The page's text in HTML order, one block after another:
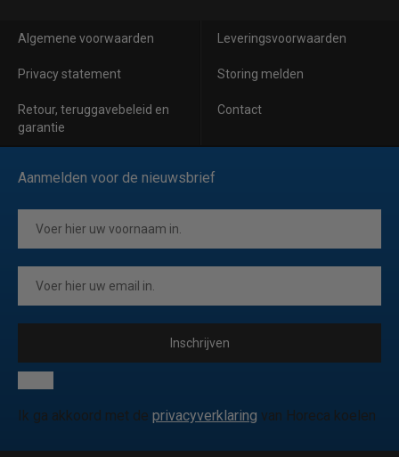
Algemene voorwaarden Leveringsvoorwaarden
Privacy statement Storing melden
Retour, teruggavebeleid en
garantie
Contact
Aanmelden voor de nieuwsbrief
Inschrijven
Ik ga akkoord met de privacyverklaring van Horeca koelen